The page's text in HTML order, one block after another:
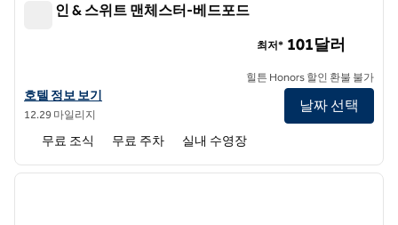
햄튼 인 & 스위트 맨체스터-베드포드
햄튼 인 & 스위트 맨체스터-베드포드의 호텔 정보 보기
호텔 정보 보기
12.29 마일리지
최저* 101달러
힐튼 Honors 할인 환불 불가
날짜 선택
무료 조식 무료 주차 실내 수영장
1/12
다음